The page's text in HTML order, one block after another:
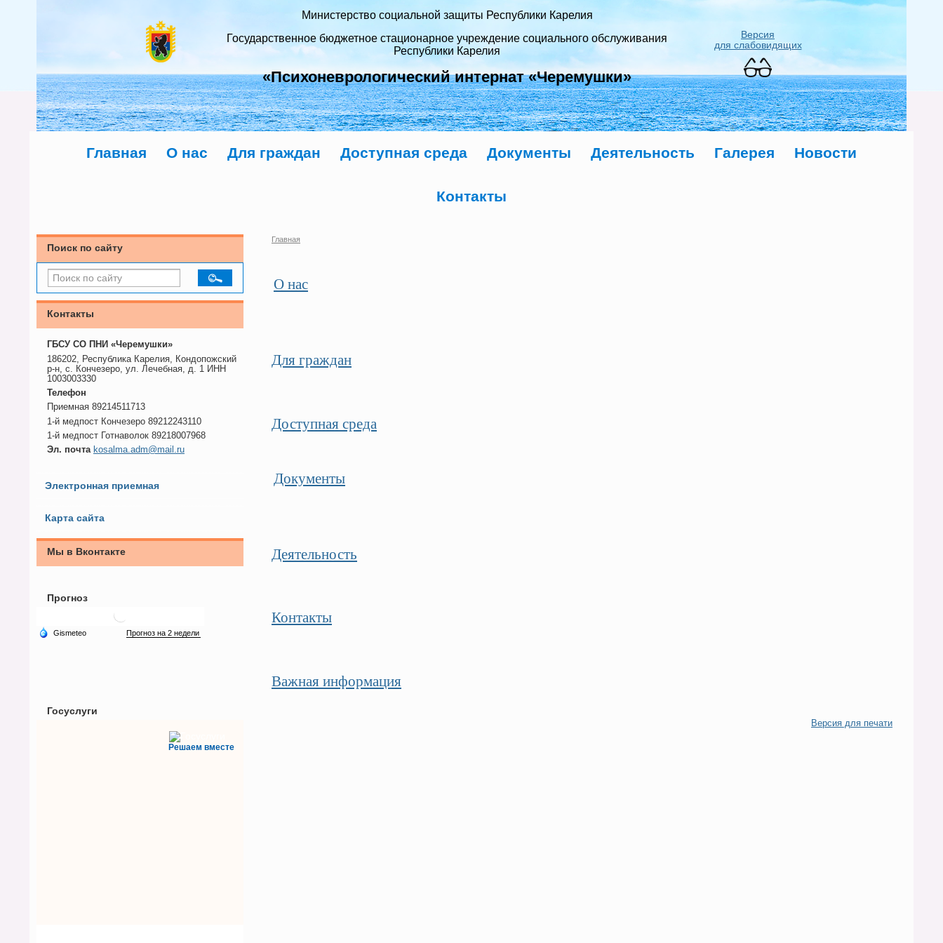
Министерство социальной защиты Республики Карелия
Государственное бюджетное стационарное учреждение социального обслуживания
Республики Карелия
«Психоневрологический интернат «Черемушки»
Версия
для слабовидящих
Главная О нас Для граждан Доступная среда Документы Деятельность Галерея Новости
Контакты
Поиск по сайту
Контакты
ГБСУ СО ПНИ «Черемушки»
186202, Республика Карелия, Кондопожский
р-н, с. Кончезеро, ул. Лечебная, д. 1 ИНН
1003003330
Телефон
Приемная 89214511713
1-й медпост Кончезеро 89212243110
1-й медпост Готнаволок 89218007968
Эл. почта kosalma.adm@mail.ru
Электронная приемная
Карта сайта
Мы в Вконтакте
Прогноз
Госуслуги
Решаем вместе
Главная
О нас
Для граждан
Доступная среда
Документы
Деятельность
Контакты
Важная информация
Версия для печати